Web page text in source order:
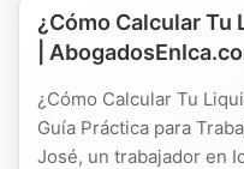
¿Cómo Calcular Tu
|
¿Cómo Calcular Tu
Guía Práctica para
José, un trabajador en